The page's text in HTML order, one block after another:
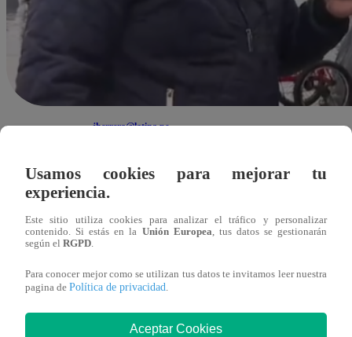
jherrera@latina.pe
Rob Reynaacudió a Cercado de Lima para presenciar la
de accidentes de tránsito”. Esto es organizado por la
a través de la División de Prevención e Investigación
Los conductores de“ArrIba Mi Gente”,
Usamos cookies para mejorar tu
experiencia.
Este sitio utiliza cookies para analizar el tráfico y personalizar
contenido. Si estás en la Unión Europea, tus datos se gestionarán
según el RGPD.
Para conocer mejor como se utilizan tus datos te invitamos leer nuestra
pagina de Política de privacidad.
Aceptar Cookies